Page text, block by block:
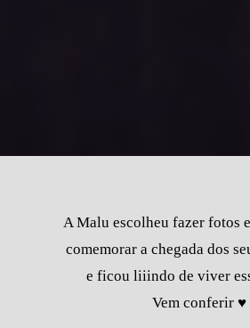
A Malu escolheu fazer fotos
comemorar a chegada dos
e ficou liiindo de viver
Vem conferir ♥